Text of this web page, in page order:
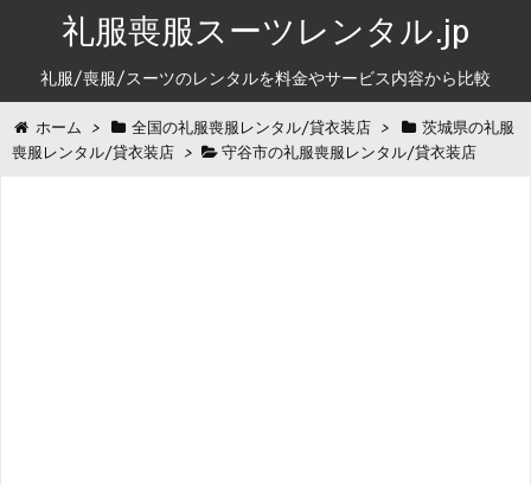
礼服喪服スーツレンタル.jp
礼服/喪服/スーツのレンタルを料金やサービス内容から比較
ホーム > 全国の礼服喪服レンタル/貸衣装店 >
茨城県の礼服
喪服レンタル/貸衣装店 > 守谷市の礼服喪服レンタル/貸衣装店